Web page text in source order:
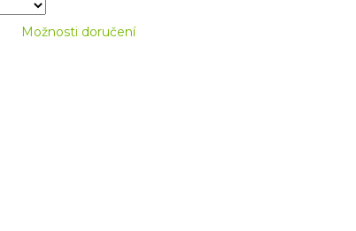
Možnosti doručení